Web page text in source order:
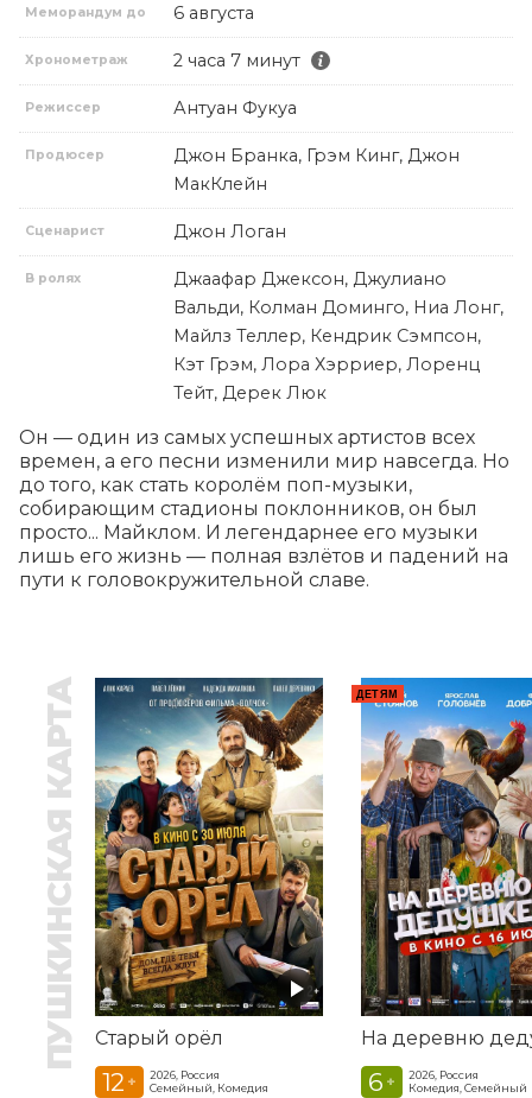
Меморандум до 6 августа
Хронометраж 2 часа 7 минут
Режиссер Антуан Фукуа
Продюсер
Джон Бранка, Грэм Кинг, Джон
МакКлейн
Сценарист Джон Логан
В ролях
Джаафар Джексон, Джулиано
Вальди, Колман Доминго, Ниа Лонг,
Майлз Теллер, Кендрик Сэмпсон,
Кэт Грэм, Лора Хэрриер, Лоренц
Тейт, Дерек Люк
Он — один из самых успешных артистов всех
времен, а его песни изменили мир навсегда. Но
до того, как стать королём поп-музыки,
собирающим стадионы поклонников, он был
просто... Майклом. И легендарнее его музыки
лишь его жизнь — полная взлётов и падений на
пути к головокружительной славе.
ПУШКИНСКАЯ КАРТА Старый орёл
12 +
2026, Россия
Семейный, Комедия
ДЕТЯМ
6 +
2026, Россия
Комедия, Семейный